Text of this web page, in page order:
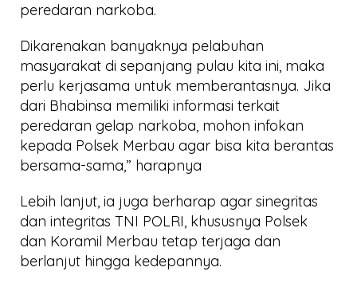
peredaran narkoba.
Dikarenakan banyaknya pelabuhan
masyarakat di sepanjang pulau kita ini, maka
perlu kerjasama untuk memberantasnya. Jika
dari Bhabinsa memiliki informasi terkait
peredaran gelap narkoba, mohon infokan
kepada Polsek Merbau agar bisa kita berantas
bersama-sama,” harapnya
Lebih lanjut, ia juga berharap agar sinegritas
dan integritas TNI POLRI, khususnya Polsek
dan Koramil Merbau tetap terjaga dan
berlanjut hingga kedepannya.